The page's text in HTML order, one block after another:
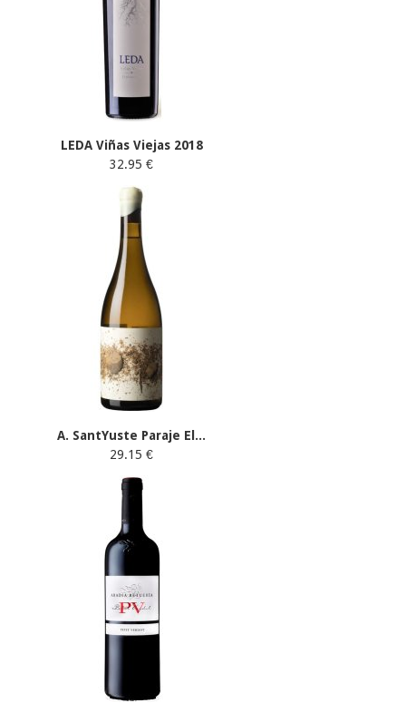
LEDA Viñas Viejas 2018
32.95 €
A. SantYuste Paraje El...
29.15 €